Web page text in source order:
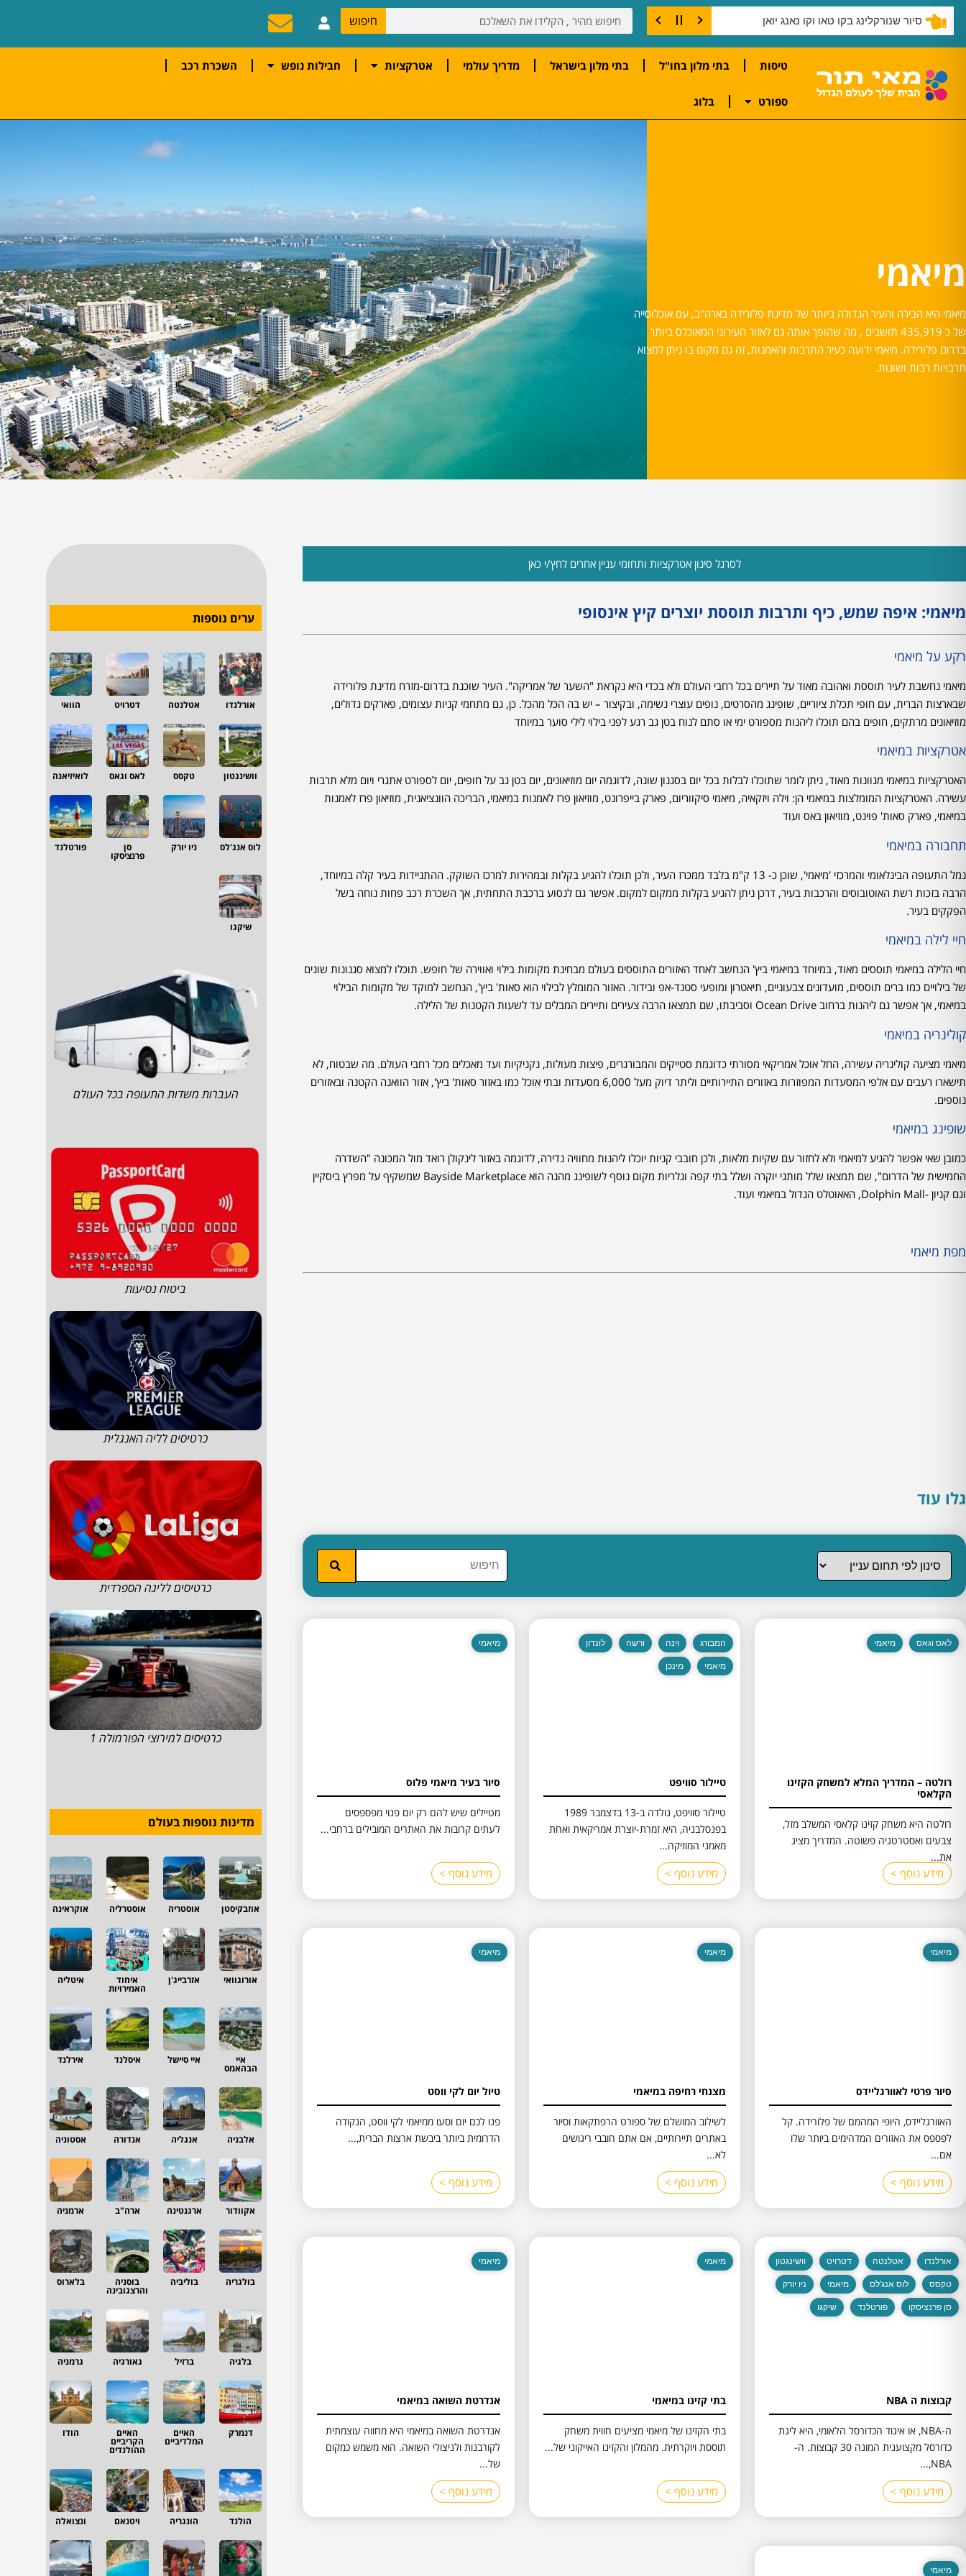
שנורקלינג בצוק קו טאו חיפוש
טיסות בתי מלון בחו"ל בתי מלון בישראל מדריך עולמי אטרקציות חבילות נופש השכרת רכב
ספורט בלוג
מיאמי
מיאמי היא הבירה והעיר הגדולה ביותר של מדינת פלורידה בארה"ב, עם אוכלוסייה
של כ 435,919 תושבים , מה שהופך אותה גם לאזור העירוני המאוכלס ביותר
בדרום פלורידה. מיאמי ידועה כעיר התרבות והאמנות, זה גם מקום בו ניתן למצוא
תרבויות רבות ושונות.
לסרגל סינון אטרקציות ותחומי עניין אחרים לחץ/י כאן
מיאמי: איפה שמש, כיף ותרבות תוססת יוצרים קיץ אינסופי
רקע על מיאמי
מיאמי נחשבת לעיר תוססת ואהובה מאוד על תיירים בכל רחבי העולם ולא בכדי היא נקראת "השער של אמריקה". העיר שוכנת בדרום-מזרח מדינת פלורידה
שבארצות הברית, עם חופי תכלת ציוריים, שופינג מהסרטים, נופים עוצרי נשימה, ובקיצור – יש בה הכל מהכל. כן, גם מתחמי קניות עצומים, פארקים גדולים,
מוזיאונים מרתקים, חופים בהם תוכלו ליהנות מספורט ימי או סתם לנוח בטן גב רגע לפני בילוי לילי סוער במיוחד
אטרקציות במיאמי
האטרקציות במיאמי מגוונות מאוד, ניתן לומר שתוכלו לבלות בכל יום בסגנון שונה, לדוגמה יום מוזיאונים, יום בטן גב על חופים, יום לספורט אתגרי ויום מלא תרבות
עשירה. האטרקציות המומלצות במיאמי הן: וילה ויזקאיה, מיאמי סיקווריום, פארק בייפרונט, מוזיאון פרז לאמנות במיאמי, הבריכה הוונציאנית, מוזיאון פרז לאמנות
במיאמי, פארק סאות' פוינט, מוזיאון באס ועוד
תחבורה במיאמי
נמל התעופה הבינלאומי והמרכזי 'מיאמי', שוכן כ- 13 ק"מ בלבד ממכרז העיר, ולכן תוכלו להגיע בקלות ובמהירות למרכז השוקק. ההתניידות בעיר קלה במיוחד,
הרבה בזכות רשת האוטובוסים והרכבות בעיר, דרכן ניתן להגיע בקלות ממקום למקום. אפשר גם לנסוע ברכבת התחתית, אך השכרת רכב פחות נוחה בשל
הפקקים בעיר.
חיי לילה במיאמי
חיי הלילה במיאמי תוססים מאוד, במיוחד במיאמי ביץ' הנחשב לאחד האזורים התוססים בעולם מבחינת מקומות בילוי ואווירה של חופש. תוכלו למצוא סגנונות שונים
של בילויים כמו ברים תוססים, מועדונים צבעוניים, תיאטרון ומופעי סטנד-אפ ובידור. האזור המומלץ לבילוי הוא סאות' ביץ', הנחשב למוקד של מקומות הבילוי
במיאמי, אך אפשר גם ליהנות ברחוב Ocean Drive וסביבתו, שם תמצאו הרבה צעירים ותיירים המבלים עד לשעות הקטנות של הלילה.
קולינריה במיאמי
מיאמי מציעה קולינריה עשירה, החל אוכל אמריקאי מסורתי כדוגמת סטייקים והמבורגרים, פיצות מעולות, נקניקיות ועד מאכלים מכל רחבי העולם. מה שבטוח, לא
תישארו רעבים עם אלפי המסעדות המפוזרות באזורים התיירותיים וליתר דיוק מעל 6,000 מסעדות ובתי אוכל כמו באזור סאות' ביץ', אזור הוואנה הקטנה ובאזורים
נוספים.
שופינג במיאמי
כמובן שאי אפשר להגיע למיאמי ולא לחזור עם שקיות מלאות, ולכן חובבי קניות יוכלו ליהנות מחוויה נדירה, לדוגמה באזור לינקולן רואד מול המכונה "השדרה
החמישית של הדרום", שם תמצאו שלל מותגי יוקרה ושלל בתי קפה וגלריות מקום נוסף לשופינג מהנה הוא Bayside Marketplace שמשקיף על מפרץ ביסקיין
וגם קניון -Dolphin Mall, האאוטלט הגדול במיאמי ועוד.
מפת מיאמי
גלו עוד
לאס וגאס מיאמי
רולטה – המדריך המלא למשחק הקזינו
הקלאסי
רולטה היא משחק קזינו קלאסי המשלב מזל,
צבעים ואסטרטגיה פשוטה. המדריך מציג
את...
מידע נוסף >
המבורג וינה ורשה לונדון
מיאמי מינכן
טיילור סוויפט
טיילור סוויפט, נולדה ב-13 בדצמבר 1989
בפנסלבניה, היא זמרת-יוצרת אמריקאית ואחת
מאמני המוזיקה...
מידע נוסף >
מיאמי
סיור בעיר מיאמי פלוס
מטיילים שיש להם רק יום פנוי מפספסים
לעתים קרובות את האתרים המובילים ברחבי...
מידע נוסף >
מיאמי
סיור פרטי לאוורגליידס
האוורגליידס, היופי המהמם של פלורידה. קל
לפספס את האזורים המדהימים ביותר שלו
אם...
מידע נוסף >
מיאמי
מצנחי רחיפה במיאמי
לשילוב המושלם של ספורט הרפתקאות וסיור
באתרים תיירותיים, אם אתם חובבי ריגושים
לא...
מידע נוסף >
מיאמי
טיול יום לקי ווסט
פנו לכם יום וסעו ממיאמי לקי ווסט, הנקודה
הדרומית ביותר ביבשת ארצות הברית,...
מידע נוסף >
אורלנדו אטלנטה דטרויט וושינגטון
טקסס לוס אנג'לס מיאמי ניו יורק
סן פרנציסקו פורטלנד שיקגו
קבוצות ה NBA
ה-NBA, או איגוד הכדורסל הלאומי, היא ליגת
כדורסל מקצוענית המונה 30 קבוצות. ה-
NBA,...
מידע נוסף >
מיאמי
בתי קזינו במיאמי
בתי הקזינו של מיאמי מציעים חווית משחק
תוססת ויוקרתית. מהמלון והקזינו האייקוני של...
מידע נוסף >
מיאמי
אנדרטת השואה במיאמי
אנדרטת השואה במיאמי היא מחווה עוצמתית
לקורבנות ולניצולי השואה. הוא משמש כמקום
של...
מידע נוסף >
מיאמי
ערים נוספות
אורלנדו אטלנטה דטרויט הוואי
וושינגטון טקסס לאס וגאס לואיזיאנה
לוס אנג'לס ניו יורק סן
פרנציסקו
פורטלנד
שיקגו
העברות משדות התעופה בכל העולם
ביטוח נסיעות
כרטיסים לליה האנגלית
כרטיסים לליגה הספרדית
כרטיסים למירוצי הפורמולה 1
מדינות נוספות בעולם
אוזבקיסטן אוסטריה אוסטרליה אוקראינה
אורוגוואי אזרבייג'ן איחוד
האמירויות
איטליה
איי
הבהאמס
איי סיישל איסלנד אירלנד
אלבניה אנגליה אנדורה אסטוניה
אקוודור ארגנטינה ארה"ב ארמניה
בולגריה בוליביה בוסניה
והרצגובינה
בלארוס
בלגיה ברזיל גאורגיה גרמניה
דנמרק האיים
המלדיביים
האיים
הקריביים
ההולנדים
הודו
הולנד הונגריה ויטנאם ונצואלה